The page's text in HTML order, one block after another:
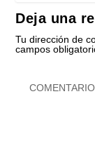
Deja una
Tu dirección de
campos